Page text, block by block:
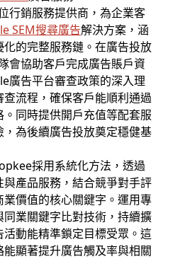
行銷服務提供商，為企業客
SEM搜尋廣告解決方案，涵
的完整服務鏈。在廣告投放
會協助客戶完成廣告賬戶資
廣告平台審查政策的深入理
流程，確保客戶能順利通過
同時提供開戶充值等配套服
為後續廣告投放奠定穩健基
採用系統化方法，透過
產品服務，結合競爭對手評
價值的核心關鍵字。運用專
業關鍵字比對技術，持續擴
動能精準鎖定目標受眾。這
顯著提升廣告觸及率與相關